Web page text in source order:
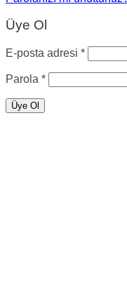
Üye Ol
E-posta adresi *
Parola *
Üye Ol